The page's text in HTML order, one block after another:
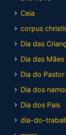
Ceia
corpus
Dia das
Dia das Mães
Dia do Pastor
Dia dos
Dia dos Pais
dia-do-